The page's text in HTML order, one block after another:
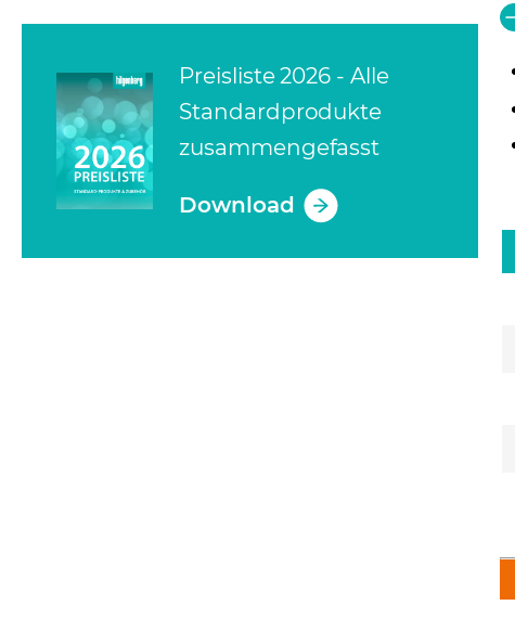
Preisliste 2026 - Alle
Standardprodukte
zusammengefasst
Download
(opens in a new tab)